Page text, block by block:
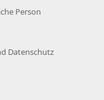
Person
Datenschutz